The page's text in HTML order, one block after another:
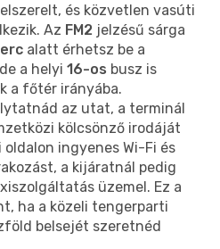
és közvetlen vasúti
Az FM2 jelzésű sárga
alatt érhetsz be a
a helyi 16-os busz is
a főtér irányába.
az utat, a terminál
kölcsönző irodáját
ingyenes Wi-Fi és
a kijáratnál pedig
üzemel. Ez a
ha a közeli tengerparti
belsejét szeretnéd